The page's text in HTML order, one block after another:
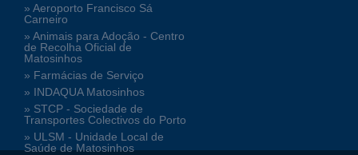
» Aeroporto Francisco Sá
Carneiro
» Animais para Adoção - Centro
de Recolha Oficial de
Matosinhos
» Farmácias de Serviço
» INDAQUA Matosinhos
» STCP - Sociedade de
Transportes Colectivos do Porto
» ULSM - Unidade Local de
Saúde de Matosinhos